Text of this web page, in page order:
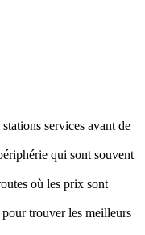
services avant de
qui sont souvent
où les prix sont
trouver les meilleurs